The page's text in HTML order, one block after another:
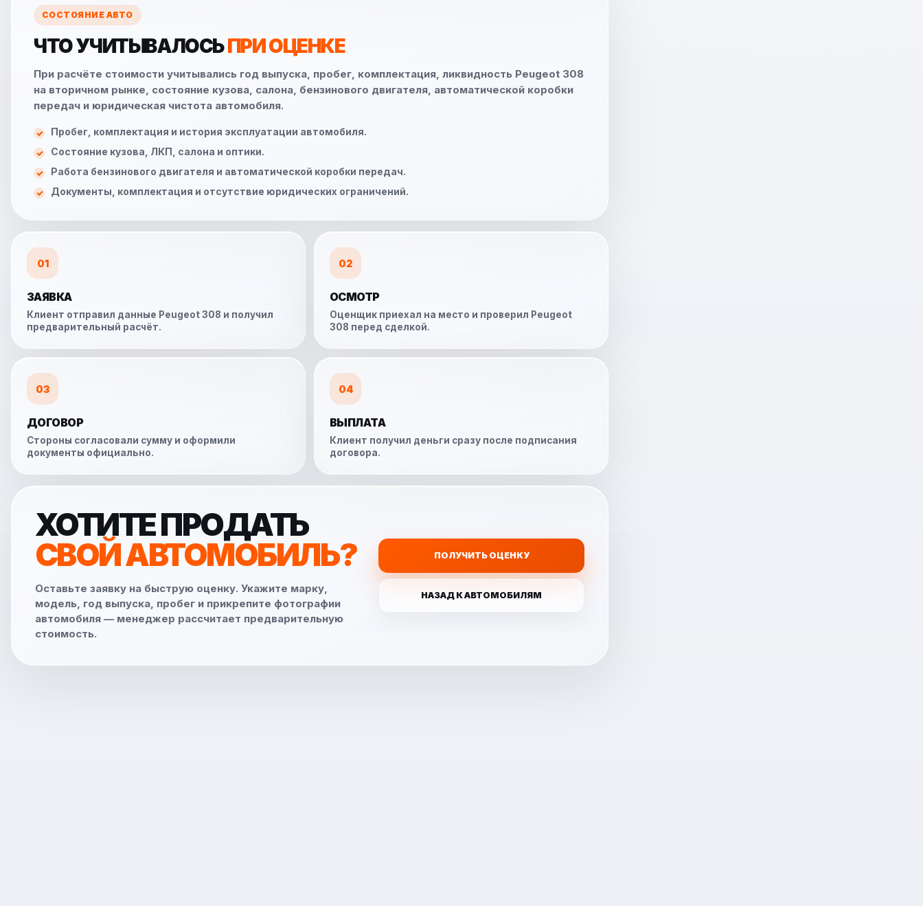
СОСТОЯНИЕ АВТО
ЧТО УЧИТЫВАЛОСЬПРИ ОЦЕНКЕ
При расчёте стоимости учитывались год выпуска, пробег, комплектация, ликвидность Peugeot 308
на вторичном рынке, состояние кузова, салона, бензинового двигателя, автоматической коробки
передач и юридическая чистота автомобиля.
Пробег, комплектация и история эксплуатации автомобиля.
Состояние кузова, ЛКП, салона и оптики.
Работа бензинового двигателя и автоматической коробки передач.
Документы, комплектация и отсутствие юридических ограничений.
01
ЗАЯВКА
Клиент отправил данные Peugeot 308 и получил
предварительный расчёт.
02
ОСМОТР
Оценщик приехал на место и проверил Peugeot
308 перед сделкой.
03
ДОГОВОР
Стороны согласовали сумму и оформили
документы официально.
04
ВЫПЛАТА
Клиент получил деньги сразу после подписания
договора.
ХОТИТЕ ПРОДАТЬ
СВОЙ АВТОМОБИЛЬ?
Оставьте заявку на быструю оценку. Укажите марку,
модель, год выпуска, пробег и прикрепите фотографии
автомобиля — менеджер рассчитает предварительную
стоимость.
ПОЛУЧИТЬ ОЦЕНКУ
НАЗАД К АВТОМОБИЛЯМ